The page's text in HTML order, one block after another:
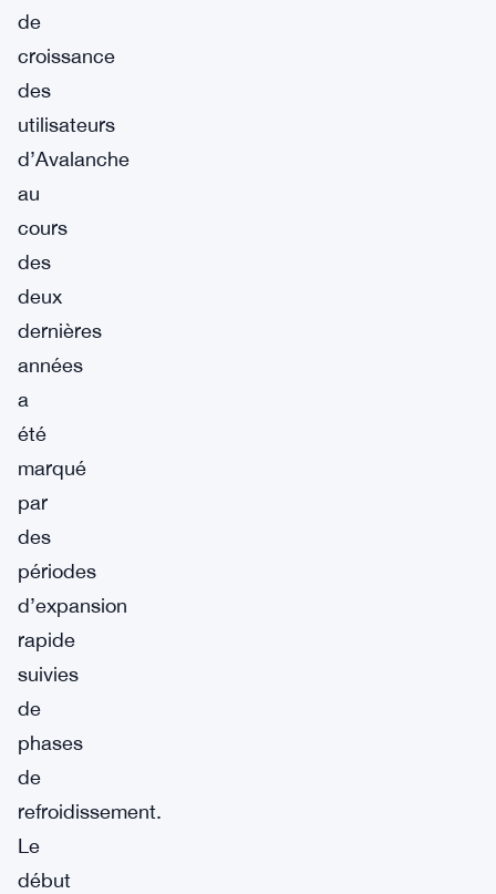
de
croissance
des
utilisateurs
d’Avalanche
au
cours
des
deux
dernières
années
a
été
marqué
par
des
périodes
d’expansion
rapide
suivies
de
phases
de
refroidissement.
Le
début